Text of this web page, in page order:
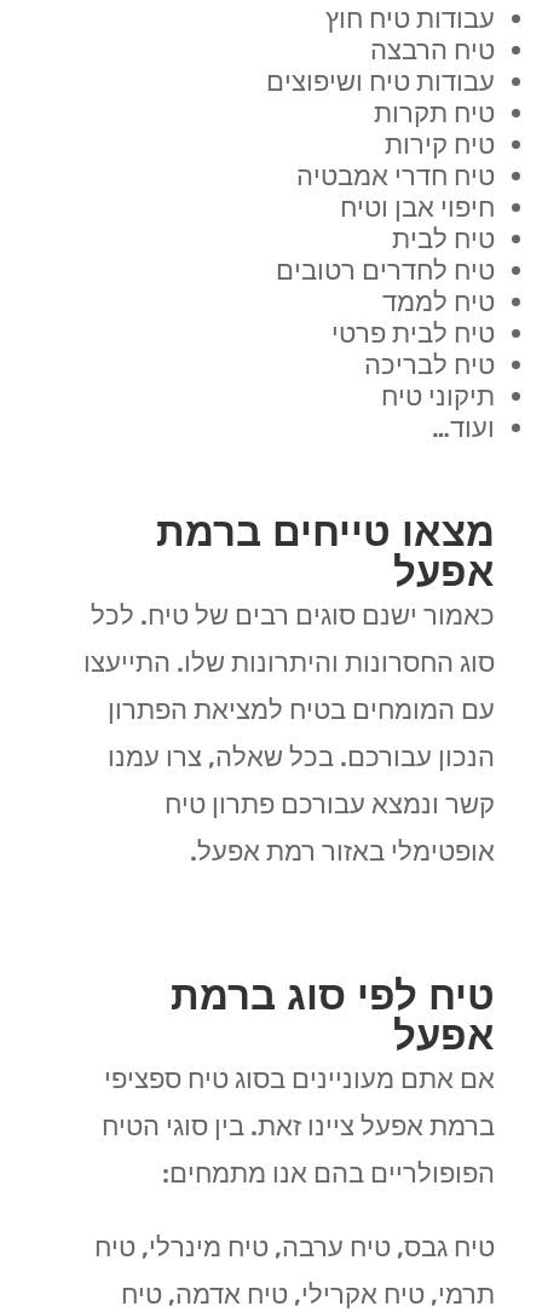
עבודות טיח חוץ
טיח הרבצה
עבודות טיח ושיפוצים
טיח תקרות
טיח קירות
טיח חדרי אמבטיה
חיפוי אבן וטיח
טיח לבית
טיח לחדרים רטובים
טיח לממד
טיח לבית פרטי
טיח לבריכה
תיקוני טיח
ועוד…
מצאו טייחים ברמת
אפעל
כאמור ישנם סוגים רבים של טיח. לכל
סוג החסרונות והיתרונות שלו. התייעצו
עם המומחים בטיח למציאת הפתרון
הנכון עבורכם. בכל שאלה, צרו עמנו
קשר ונמצא עבורכם פתרון טיח
אופטימלי באזור רמת אפעל.
טיח לפי סוג ברמת
אפעל
אם אתם מעוניינים בסוג טיח ספציפי
ברמת אפעל ציינו זאת. בין סוגי הטיח
הפופולריים בהם אנו מתמחים:
טיח גבס, טיח ערבה, טיח מינרלי, טיח
תרמי, טיח אקרילי, טיח אדמה, טיח